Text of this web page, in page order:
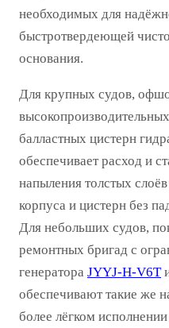
необходимых для
быстротвердеющей
основания.
Для крупных судов,
балластных цистерн
обеспечивает расход и
напыления толстых
корпуса и цистерн без
Для небольших судов,
ремонтных бригад с
генератора JYYJ-H-V6T
обеспечивают такие же
более лёгком